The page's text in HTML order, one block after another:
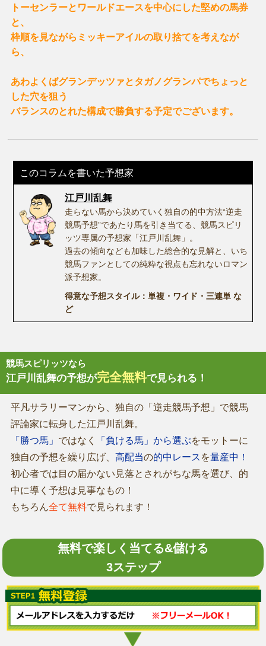
トーセンラーとワールドエースを中心にした堅めの馬券
と、
枠順を見ながらミッキーアイルの取り捨てを考えなが
ら、
あわよくばグランデッツァとタガノグランパでちょっと
した穴を狙う
バランスのとれた構成で勝負する予定でございます。
このコラムを書いた予想家
江戸川乱舞
走らない馬から決めていく独自の的中方法“逆走
競馬予想”であたり馬を引き当てる、競馬スピリ
ッツ専属の予想家「江戸川乱舞」。
過去の傾向なども加味した総合的な見解と、いち
競馬ファンとしての純粋な視点も忘れないロマン
派予想家。
得意な予想スタイル：単複・ワイド・三連単 な
ど
競馬スピリッツなら
江戸川乱舞の予想が完全無料で見られる！
平凡サラリーマンから、独自の「逆走競馬予想」で競馬
評論家に転身した江戸川乱舞。
「勝つ馬」 ではなく 「負ける馬」から選ぶをモットーに
独自の予想を繰り広げ、 高配当の的中レース を量産中！
初心者では目の届かない見落とされがちな馬を選び、的
中に導く予想は見事なもの！
もちろん全て無料で見られます！
無料で楽しく当てる&儲ける
3ステップ